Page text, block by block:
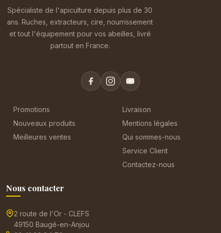
Spécialiste de l'apiculture depuis plus de 30
ans. Ruches, extracteurs, cire, nourrissement
et tout l'équipement pour vos abeilles, livré
partout en France.
Promotions
Nouveaux produits
Meilleures ventes
Livraison
Mentions légales
Qui sommes-nous
Service Client
Contactez-nous
Nous contacter
2 route de l'Or - CLEFS
49150 Baugé-en-Anjou